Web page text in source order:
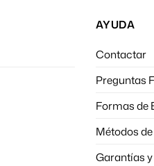
AYUDA
Contactar
Preguntas
Formas de
Métodos
Garantías